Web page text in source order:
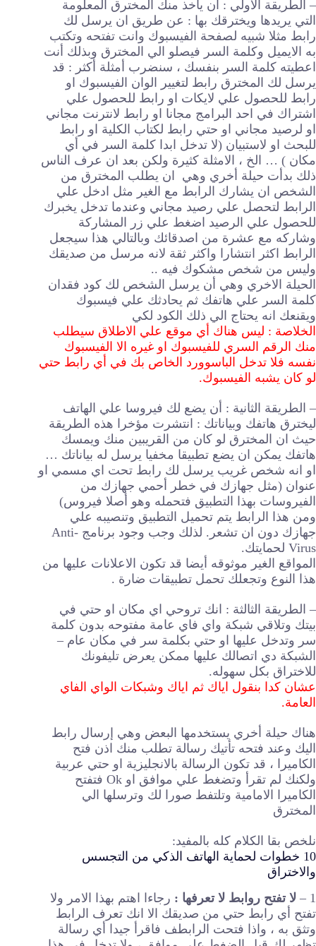
– الطريقة الاولي : ان يأخذ منك المخترق المعلومة
التي يريدها ويخترقك بها : عن طريق ان يرسل لك
رابط مثلا شبيه لصفحة الفيسبوك وانت تفتحه وتكتب
به الايميل وكلمة السر فيصلو الي المخترق وبذلك أنت
اعطيته كلمة السر بنفسك ، سنضرب أمثلة أكثر : قد
يرسل لك المخترق رابط لتغيير الوان الفيسبوك او
رابط للحصول علي لايكات او رابط للحصول علي
اشتراك في احد البرامج مجانا او رابط لانترنت مجاني
او لرصيد مجاني او حتي رابط لكتاب الكلية او رابط
للبحث او لاستبيان (لا تدخل ابدا كلمة السر في أي
مكان ) … الخ ، الامثلة كثيرة ولكن بعد ان عرف الناس
ذلك بدأت حيلة أخري وهي ان يطلب المخترق من
الشخص ان يشارك الرابط مع الغير مثل ادخل علي
الرابط لتحصل علي رصيد مجاني وعندما تدخل يخبرك
للحصول علي الرصيد اضغط علي زر المشاركة
وشاركه مع عشرة من اصدقائك وبالتالي هذا سيجعل
الرابط اكثر انتشارا واكثر ثقة لانه مرسل من صديقك
وليس من شخص مشكوك فيه ..
الحيلة الاخري وهي أن يرسل الشخص لك كود فقدان
كلمة السر علي هاتفك ثم يحادثك علي فيسبوك
ويقنعك انه يحتاج الي ذلك الكود لكي
الخلاصة : ليس هناك أي موقع علي الاطلاق سيطلب
منك الرقم السري للفيسبوك او غيره الا الفيسبوك
نفسه فلا تدخل الباسوورد الخاص بك في أي رابط حتي
لو كان يشبه الفيسبوك.
– الطريقة الثانية : أن يضع لك فيروسا علي الهاتف
ليخترق هاتفك وبياناتك : انتشرت مؤخرا هذه الطريقة
حيث ان المخترق لو كان من القريبين منك ويمسك
هاتفك يمكن ان يضع تطبيقا مخفيا يرسل له بياناتك …
او انه شخص غريب يرسل لك رابط تحت اي مسمي او
عنوان (مثل جهازك في خطر أحمي جهازك من
الفيروسات بهذا التطبيق فتحمله وهو أصلا فيروس)
ومن هذا الرابط يتم تحميل التطبيق وتنصيبه علي
جهازك دون ان تشعر. لذلك وجب وجود برنامج Anti-
Virus لحمايتك.
المواقع الغير موثوقه أيضا قد تكون الاعلانات عليها من
هذا النوع وتجعلك تحمل تطبيقات ضارة .
– الطريقة الثالثة : انك تروحي اي مكان او حتي في
بيتك وتلاقي شبكة واي فاي عامة مفتوحه بدون كلمة
سر وتدخل عليها او حتي بكلمة سر في مكان عام –
الشبكة دي اتصالك عليها ممكن يعرض تليفونك
للاختراق بكل سهوله.
عشان كدا بنقول اياك ثم اياك وشبكات الواي الفاي
العامة.
هناك حيلة أخري يستخدمها البعض وهي إرسال رابط
اليك وعند فتحه تأتيك رسالة تطلب منك اذن فتح
الكاميرا ، قد تكون الرسالة بالانجليزية او حتي عربية
ولكنك لم تقرأ وتضغط علي موافق او Ok فتفتح
الكاميرا الامامية وتلتفط صورا لك وترسلها الي
المخترق
نلخص بقا الكلام كله بالمفيد:
10 خطوات لحماية الهاتف الذكي من التجسس
والاختراق
1 –
لا تفتح روابط لا تعرفها : رجاءا اهتم بهذا الامر ولا
تفتح أي رابط حتي من صديقك الا انك تعرف الرابط
وتثق به ، واذا فتحت الرابطف فاقرأ جيدا أي رسالة